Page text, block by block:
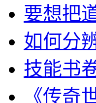
要想把
如何分
技能书
《传奇